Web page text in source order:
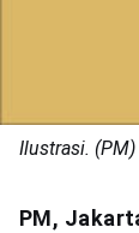
Ilustrasi. (PM)
PM,